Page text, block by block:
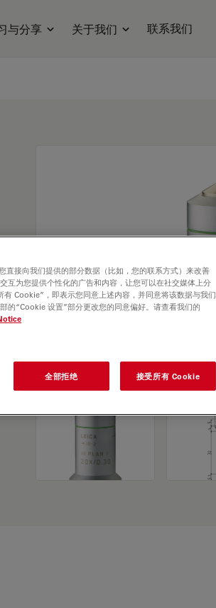
与分享 关于我们 联系我们
接向我们提供的部分数据（比如，您的联系方式）来改善
互为您提供个性化的广告和内容，让您可以在社交媒体上分
Cookie”，即表示您同意上述内容，并同意将该数据与我们
的“Cookie 设置”部分更改您的同意偏好。请查看我们的
全部拒绝 接受所有 Cookie